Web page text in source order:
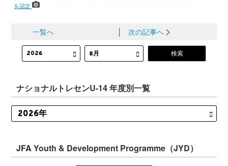
を認定
一覧へ 次の記事へ
ナショナルトレセンU-14 年度別一覧
JFA Youth & Development Programme（JYD）